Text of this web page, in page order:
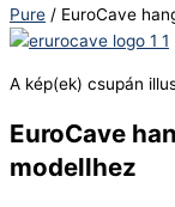
Pure / EuroCave
A kép(ek) csupán
EuroCave
modellhez